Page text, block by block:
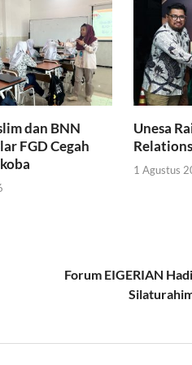
dan BNN
FGD Cegah
Unesa
1 Agustus
Forum EIGERIAN